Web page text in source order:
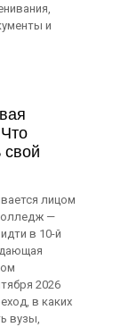
и
свой
лицом
—
в 10-й
дающая
2026
в каких
вузы,